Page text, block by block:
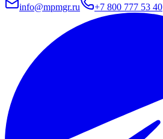
info@mpmgr.ru +7 800 777 53 40